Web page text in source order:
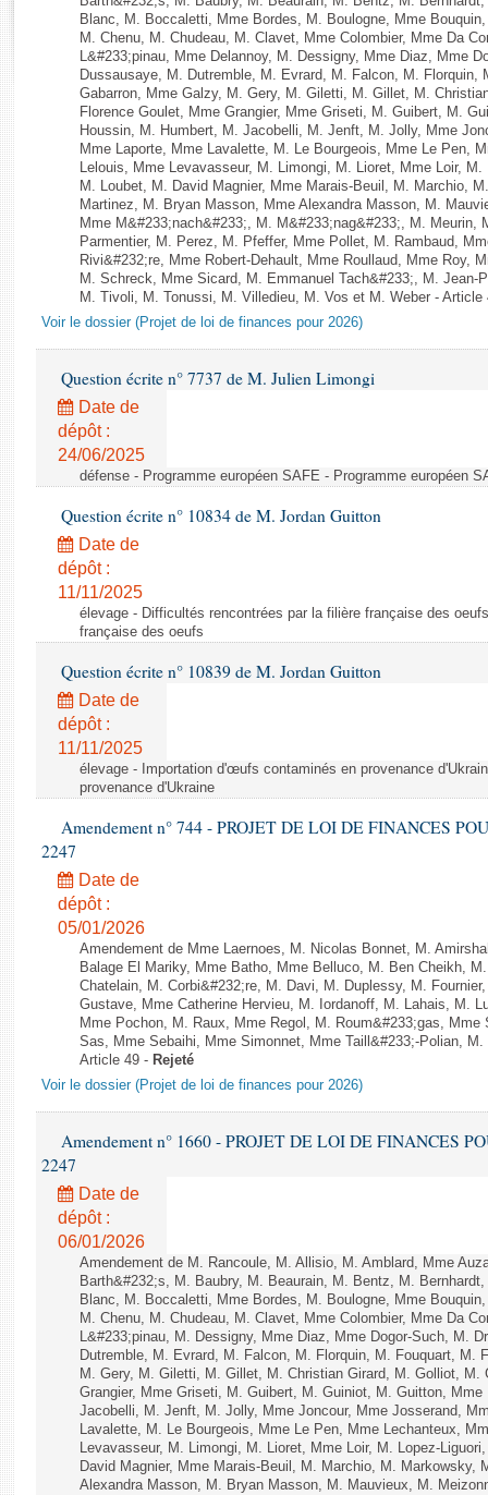
Rapports d'enquête
Rapports législatifs
Rapports sur l'application des lois
Baromètre de l’application des lois
Dossiers législatifs
Budget et sécurité sociale
Questions écrites et orales
Comptes rendus des débats
Blanc, M. Boccaletti, Mme Bordes, M. Boulogne, Mme
M. Chenu, M. Chudeau, M. Clavet, Mme Colombier, Mme Da
L&#233;pinau, Mme Delannoy, M. Dessigny, Mme Diaz, Mme
Dussausaye, M. Dutremble, M. Evrard, M. Falcon, M. Florquin,
Gabarron, Mme Galzy, M. Gery, M. Giletti, M. Gillet, M.
Florence Goulet, Mme Grangier, Mme Griseti, M. Guibert, M.
Houssin, M. Humbert, M. Jacobelli, M. Jenft, M. Jolly, Mme
Mme Laporte, Mme Lavalette, M. Le Bourgeois, Mme Le Pen,
Lelouis, Mme Levavasseur, M. Limongi, M. Lioret, Mme Loir,
M. Loubet, M. David Magnier, Mme Marais-Beuil, M. Marchio,
Martinez, M. Bryan Masson, Mme Alexandra Masson, M.
Mme M&#233;nach&#233;, M. M&#233;nag&#233;, M. Meurin,
Parmentier, M. Perez, M. Pfeffer, Mme Pollet, M. Rambaud,
Rivi&#232;re, Mme Robert-Dehault, Mme Roullaud, Mme Roy,
M. Schreck, Mme Sicard, M. Emmanuel Tach&#233;, M. Jean-
M. Tivoli, M. Tonussi, M. Villedieu, M. Vos et M. Weber -
Voir le dossier (Projet de loi de finances pour 2026)
Question écrite n° 7737 de M. Julien Limongi
Date de
dépôt :
24/06/2025
défense - Programme européen SAFE - Programme européen
Question écrite n° 10834 de M. Jordan Guitton
Date de
dépôt :
11/11/2025
élevage - Difficultés rencontrées par la filière française des
française des oeufs
Question écrite n° 10839 de M. Jordan Guitton
Date de
dépôt :
11/11/2025
élevage - Importation d'œufs contaminés en provenance
provenance d'Ukraine
Amendement n° 744 - PROJET DE LOI DE FINANCES
2247
Date de
dépôt :
05/01/2026
Amendement de Mme Laernoes, M. Nicolas Bonnet, M.
Balage El Mariky, Mme Batho, Mme Belluco, M. Ben Cheikh,
Chatelain, M. Corbi&#232;re, M. Davi, M. Duplessy, M.
Gustave, Mme Catherine Hervieu, M. Iordanoff, M. Lahais, M.
Mme Pochon, M. Raux, Mme Regol, M. Roum&#233;gas,
Sas, Mme Sebaihi, Mme Simonnet, Mme Taill&#233;-Polian,
Article 49 - Rejeté
Voir le dossier (Projet de loi de finances pour 2026)
Amendement n° 1660 - PROJET DE LOI DE FINANCES
2247
Date de
dépôt :
06/01/2026
Amendement de M. Rancoule, M. Allisio, M. Amblard, Mme
Barth&#232;s, M. Baubry, M. Beaurain, M. Bentz, M.
Blanc, M. Boccaletti, Mme Bordes, M. Boulogne, Mme
M. Chenu, M. Chudeau, M. Clavet, Mme Colombier, Mme Da
L&#233;pinau, M. Dessigny, Mme Diaz, Mme Dogor-Such, M.
Dutremble, M. Evrard, M. Falcon, M. Florquin, M. Fouquart, M.
M. Gery, M. Giletti, M. Gillet, M. Christian Girard, M. Golliot, M.
Grangier, Mme Griseti, M. Guibert, M. Guiniot, M. Guitton,
Jacobelli, M. Jenft, M. Jolly, Mme Joncour, Mme Josserand,
Lavalette, M. Le Bourgeois, Mme Le Pen, Mme Lechanteux,
Levavasseur, M. Limongi, M. Lioret, Mme Loir, M. Lopez-
David Magnier, Mme Marais-Beuil, M. Marchio, M. Markowsky,
Alexandra Masson, M. Bryan Masson, M. Mauvieux, M.